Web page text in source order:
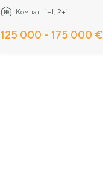
Комнат: 1+1, 2+1
125 000 - 175 000 €